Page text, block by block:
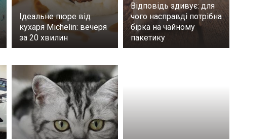
Ідеальне пюре від
кухаря Michelin: вечеря
за 20 хвилин
Відповідь здивує: для
чого насправді потрібна
бірка на чайному
пакетику